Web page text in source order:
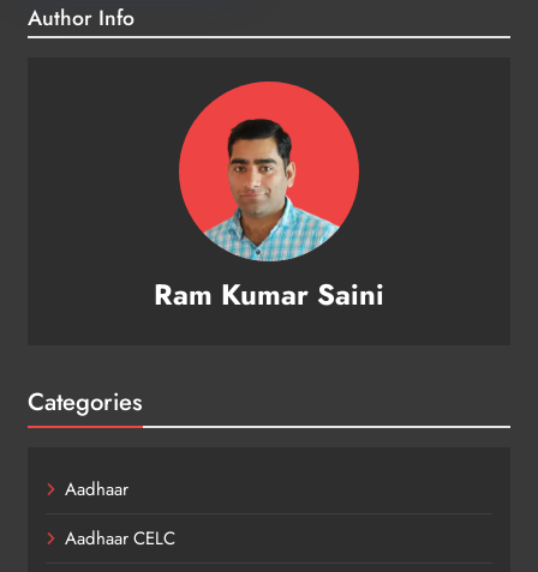
Author Info
Ram Kumar Saini
Categories
Aadhaar
Aadhaar CELC